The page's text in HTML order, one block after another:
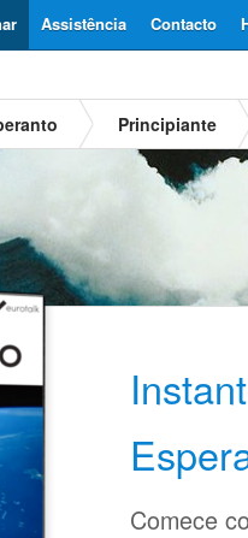
Contacto
Assistência
Principiante
Comece